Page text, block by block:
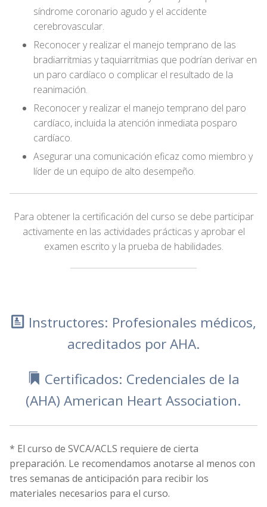
síndrome coronario agudo y el accidente
cerebrovascular.
Reconocer y realizar el manejo temprano de las
bradiarritmias y taquiarritmias que podrían derivar en
un paro cardíaco o complicar el resultado de la
reanimación.
Reconocer y realizar el manejo temprano del paro
cardíaco, incluida la atención inmediata posparo
cardíaco.
Asegurar una comunicación eficaz como miembro y
líder de un equipo de alto desempeño.
Para obtener la certificación del curso se debe participar
activamente en las actividades prácticas y aprobar el
examen escrito y la prueba de habilidades.
Instructores: Profesionales médicos,
acreditados por AHA.
Certificados: Credenciales de la
(AHA) American Heart Association.
* El curso de SVCA/ACLS requiere de cierta
preparación. Le recomendamos anotarse al menos con
tres semanas de anticipación para recibir los
materiales necesarios para el curso.